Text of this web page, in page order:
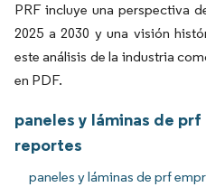
PRF incluye una perspectiva
2025 a 2030 y una visión
este análisis de la industria
en PDF.
paneles y láminas de prf
reportes
paneles y láminas de prf